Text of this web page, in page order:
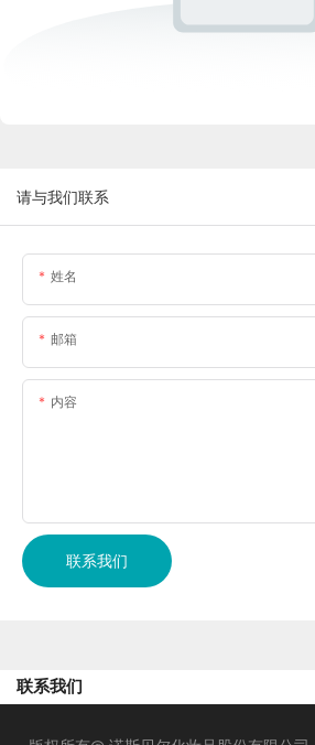
请与我们联系
姓名
邮箱
内容
联系我们
联系我们